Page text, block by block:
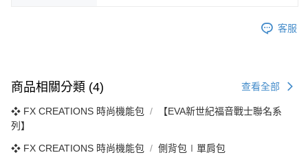
客服
商品相關分類 (4) 查看全部
❖ FX CREATIONS 時尚機能包
【EVA新世紀福音戰士聯名系
列】
❖ FX CREATIONS 時尚機能包 側背包∣單肩包